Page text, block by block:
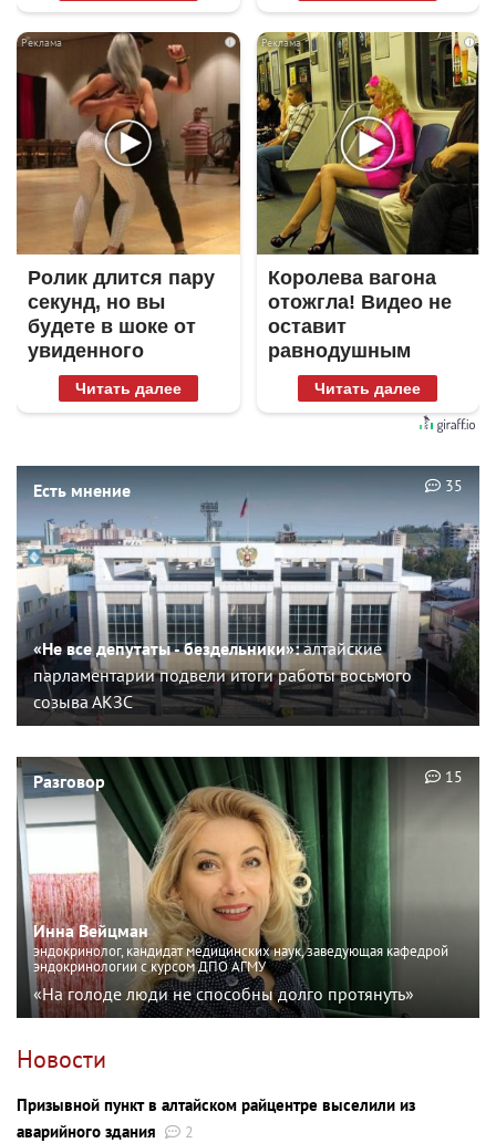
i
Ролик длится пару
секунд, но вы
будете в шоке от
увиденного
Читать далее
i
Королева вагона
отожгла! Видео не
оставит
равнодушным
Читать далее
Есть мнение
«Не все депутаты - бездельники»:алтайские
парламентарии подвели итоги работы восьмого
созыва АКЗС
35
Разговор
Инна Вейцман
эндокринолог, кандидат медицинских наук, заведующая кафедрой
эндокринологии с курсом ДПО АГМУ
«На голоде люди не способны долго протянуть»
15
Новости
Призывной пункт в алтайском райцентре выселили из
аварийного здания
2